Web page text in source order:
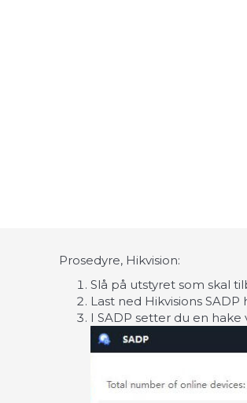
Prosedyre, Hikvision:
Slå på utstyret som skal
Last ned Hikvisions SADP
I SADP setter du en